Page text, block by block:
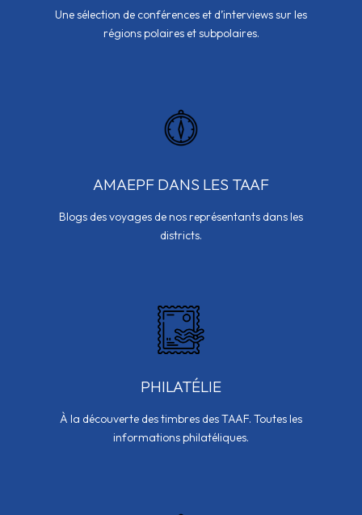
Une sélection de conférences et d’interviews sur les
régions polaires et subpolaires.
AMAEPF DANS LES TAAF
Blogs des voyages de nos représentants dans les
districts.
PHILATÉLIE
À la découverte des timbres des TAAF. Toutes les
informations philatéliques.